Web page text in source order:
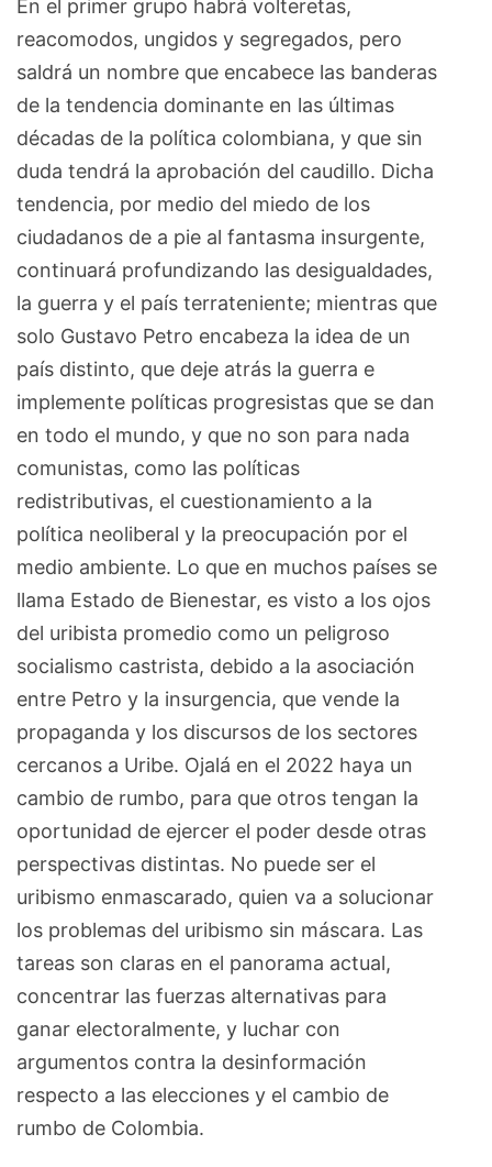
En el primer grupo habrá volteretas,
reacomodos, ungidos y segregados, pero
saldrá un nombre que encabece las banderas
de la tendencia dominante en las últimas
décadas de la política colombiana, y que sin
duda tendrá la aprobación del caudillo. Dicha
tendencia, por medio del miedo de los
ciudadanos de a pie al fantasma insurgente,
continuará profundizando las desigualdades,
la guerra y el país terrateniente; mientras que
solo Gustavo Petro encabeza la idea de un
país distinto, que deje atrás la guerra e
implemente políticas progresistas que se dan
en todo el mundo, y que no son para nada
comunistas, como las políticas
redistributivas, el cuestionamiento a la
política neoliberal y la preocupación por el
medio ambiente. Lo que en muchos países se
llama Estado de Bienestar, es visto a los ojos
del uribista promedio como un peligroso
socialismo castrista, debido a la asociación
entre Petro y la insurgencia, que vende la
propaganda y los discursos de los sectores
cercanos a Uribe. Ojalá en el 2022 haya un
cambio de rumbo, para que otros tengan la
oportunidad de ejercer el poder desde otras
perspectivas distintas. No puede ser el
uribismo enmascarado, quien va a solucionar
los problemas del uribismo sin máscara. Las
tareas son claras en el panorama actual,
concentrar las fuerzas alternativas para
ganar electoralmente, y luchar con
argumentos contra la desinformación
respecto a las elecciones y el cambio de
rumbo de Colombia.